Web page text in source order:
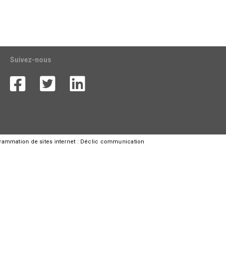
Suivez-nous
de sites internet : Déclic communication